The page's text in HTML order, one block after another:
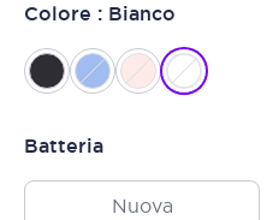
Colore : Bianco
Batteria
Nuova